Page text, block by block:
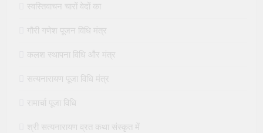
स्वस्तिवाचन चारों वेदों का
गौरी गणेश पूजन विधि मंत्र
कलश स्थापना विधि और मंत्र
सत्यनारायण पूजा विधि मंत्र
रामार्चा पूजा विधि
श्री सत्यनारायण व्रत कथा संस्कृत में